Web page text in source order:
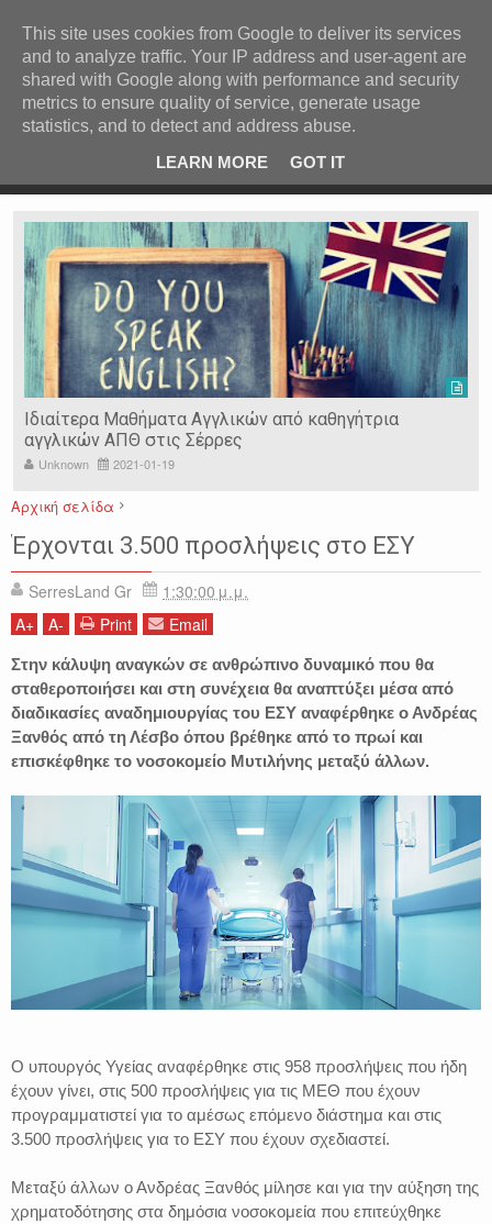
Ιερόσυλοι έκλεψαν τάματα από Ιερό Ναό στις Σέρρες
Ιδιαίτερα Μαθήματα Αγγλικών από καθηγήτρια
αγγλικών ΑΠΘ στις Σέρρες
Unknown 2021-01-19
Αρχική σελίδα
ΕΙΔΗΣΕΙΣ
ΕΛΛΑΔΑ ΕΡΓΑΣΙΑ ΕΣΥ ΚΟΙΝΩΝΙΑ ΥΓΕΙΑ
Έρχονται 3.500 προσλήψεις στο ΕΣΥ
SerresLand Gr
1:30:00 μ.μ.
A+ A- Print Email
Στην κάλυψη αναγκών σε ανθρώπινο δυναμικό που θα
σταθεροποιήσει και στη συνέχεια θα αναπτύξει μέσα από
διαδικασίες αναδημιουργίας του ΕΣΥ αναφέρθηκε ο Ανδρέας
Ξανθός από τη Λέσβο όπου βρέθηκε από το πρωί και
επισκέφθηκε το νοσοκομείο Μυτιλήνης μεταξύ άλλων.
Ο υπουργός Υγείας αναφέρθηκε στις 958 προσλήψεις που ήδη
έχουν γίνει, στις 500 προσλήψεις για τις ΜΕΘ που έχουν
προγραμματιστεί για το αμέσως επόμενο διάστημα και στις
3.500 προσλήψεις για το ΕΣΥ που έχουν σχεδιαστεί.
Μεταξύ άλλων ο Ανδρέας Ξανθός μίλησε και για την αύξηση της
χρηματοδότησης στα δημόσια νοσοκομεία που επιτεύχθηκε
ΚΕΝΤΡΙΚΗ ΑΝΑ ΚΑΤΗΓΟΡΙΑ
ΕΙΔΗΣΕΙΣ ΑΝΑ ΠΕΡΙΟΧΗ
ΠΡΟΣΦΑΤΑ ΝΕΑ
Ν. ΣΕΡΡΩΝ Η ΓΗ ΜΑΣ
ΤΥΧΑΙΕΣ ΑΝΑΡΤΗΣΕΙΣ/ΑΡΘΡΑ
Serres Racing Circuit
Panserraikos FC
Ikaroi B.C.
This site uses cookies from Google to deliver its services
and to analyze traffic. Your IP address and user-agent are
shared with Google along with performance and security
metrics to ensure quality of service, generate usage
statistics, and to detect and address abuse.
LEARN MORE
GOT IT